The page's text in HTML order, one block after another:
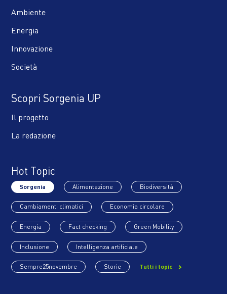
Ambiente
Energia
Innovazione
Società
Scopri Sorgenia UP
Il progetto
La redazione
Hot Topic
Sorgenia Alimentazione Biodiversità
Cambiamenti climatici Economia circolare
Energia Fact checking Green Mobility
Inclusione Intelligenza artificiale
Sempre25novembre Storie Tutti i topic